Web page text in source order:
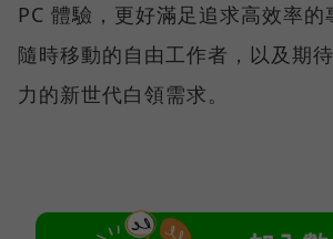
PC 體驗，更好滿足追求高效率的
隨時移動的自由工作者，以及期
力的新世代白領需求。